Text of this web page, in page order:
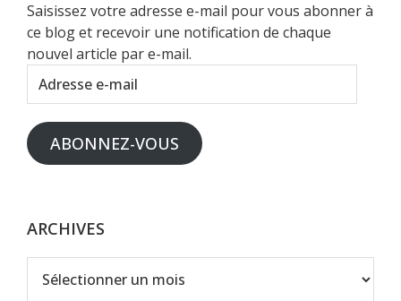
Saisissez votre adresse e-mail pour vous abonner à
ce blog et recevoir une notification de chaque
nouvel article par e-mail.
Adresse
e-
mail
ABONNEZ-VOUS
ARCHIVES